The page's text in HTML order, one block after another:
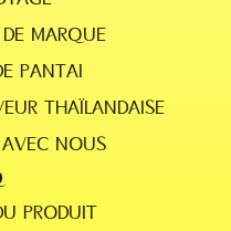
MARQUE
PANTAI
THAÏLANDAISE
NOUS
PRODUIT